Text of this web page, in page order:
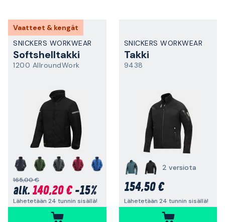
Vaatteet & kengät
SNICKERS WORKWEAR
Softshelltakki
1200 AllroundWork
165,00 €
alk. 140,20 €-15%
Lähetetään 24 tunnin sisällä!
SNICKERS WORKWEAR
Takki
9438
2 versiota
154,50 €
Lähetetään 24 tunnin sisällä!